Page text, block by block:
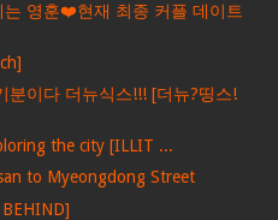
는 영훈❤️현재 최종 커플 데이트
분이다 더뉴식스!!! [더뉴?띵스!
the city [ILLIT ...
to Myeongdong Street